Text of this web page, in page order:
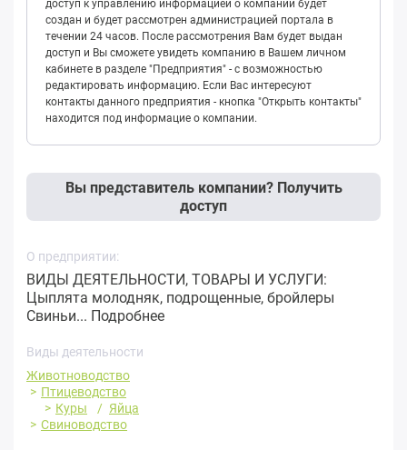
доступ к управлению информацией о компании будет
создан и будет рассмотрен администрацией портала в
течении 24 часов. После рассмотрения Вам будет выдан
доступ и Вы сможете увидеть компанию в Вашем личном
кабинете в разделе "Предприятия" - с возможностью
редактировать информацию. Если Вас интересуют
контакты данного предприятия - кнопка "Открыть контакты"
находится под информацие о компании.
Вы представитель компании? Получить
доступ
О предприятии:
ВИДЫ ДЕЯТЕЛЬНОСТИ, ТОВАРЫ И УСЛУГИ:
Цыплята молодняк, подрощенные, бройлеры
Свиньи... Подробнее
Виды деятельности
Животноводство
Птицеводство
Куры
Яйца
Свиноводство